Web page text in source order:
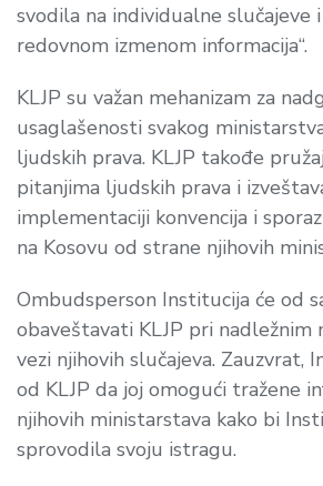
svodila na individualne slučajeve
redovnom izmenom informacija“.
KLJP su važan mehanizam za
usaglašenosti svakog
ljudskih prava. KLJP takođe
pitanjima ljudskih prava i
implementaciji konvencija i
na Kosovu od strane njihovih
Ombudsperson Institucija će od
obaveštavati KLJP pri nadležnim
vezi njihovih slučajeva. Zauzvrat,
od KLJP da joj omogući tražene
njihovih ministarstava kako bi
sprovodila svoju istragu.